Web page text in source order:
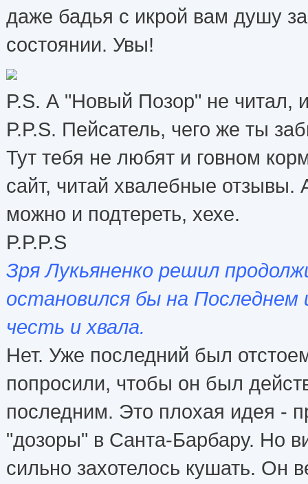
даже бадья с икрой вам душу
состоянии. Увы!
P.S. А "Новый Позор" не читал,
P.P.S. Пейсатель, чего же ты
Тут тебя не любят и говном
сайт, читай хвалебные отзывы.
можно и подтереть, хехе.
P.P.P.S
Зря Лукьяненко решил
остановился бы на
честь и хвала.
Нет. Уже последний был
попросили, чтобы он был
последним. Это плохая идея -
"дозоры" в Санта-Барбару. Но
сильно захотелось кушать. Он